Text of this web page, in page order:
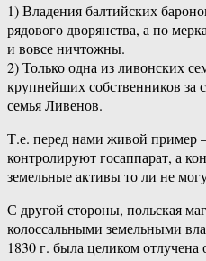
1) Владения балтийских
рядового дворянства, а по
и вовсе ничтожны.
2) Только одна из ливонских
крупнейших собственников
семья Ливенов.
Т.е. перед нами живой пример
контролируют госаппарат, а
земельные активы то ли не
С другой стороны, польская
колоссальными земельными
1830 г. была целиком отлучена